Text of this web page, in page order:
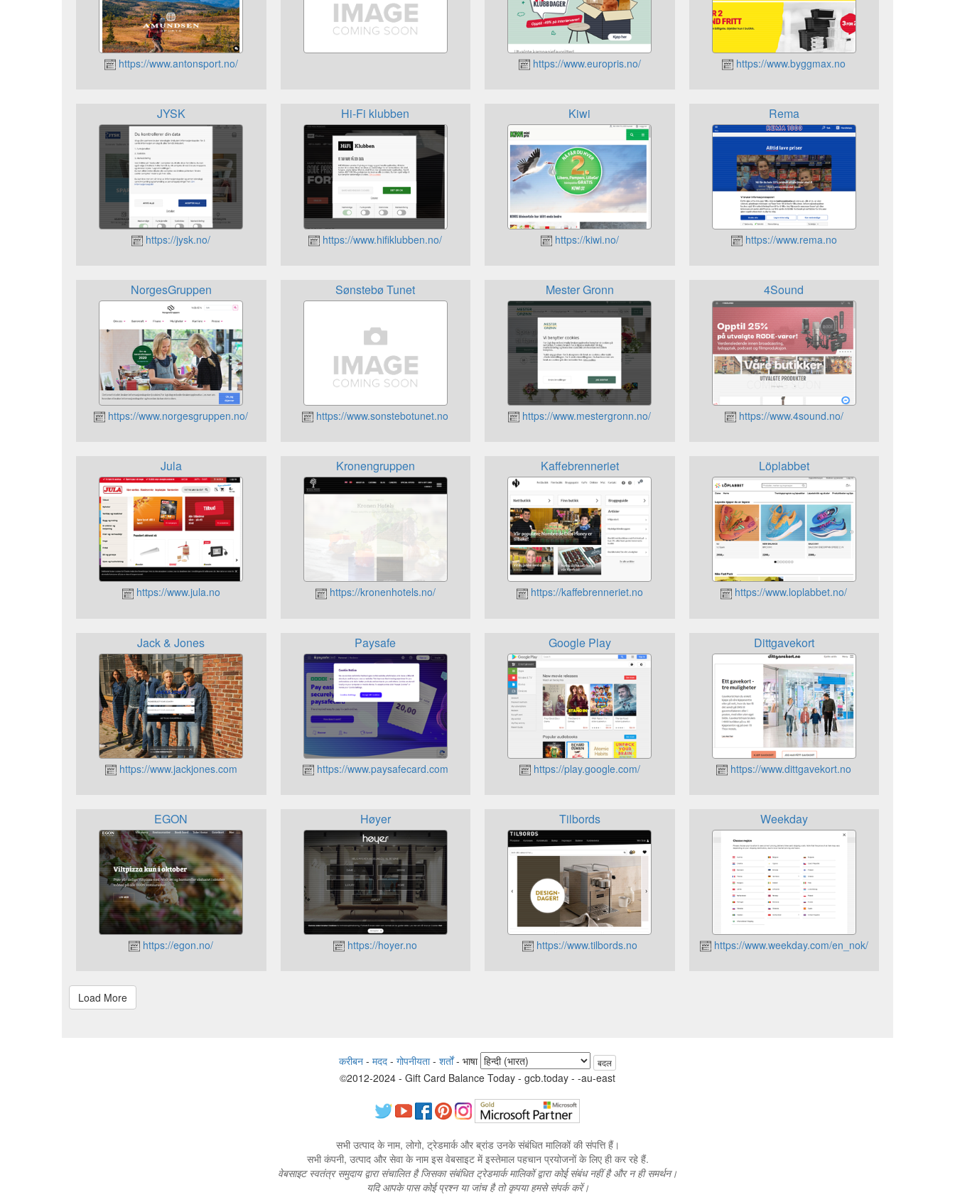
https://www.antonsport.no/ https://www.europris.no/ https://www.byggmax.no
JYSK
https://jysk.no/
Hi-Fi klubben
https://www.hifiklubben.no/
Kiwi
https://kiwi.no/
Rema
https://www.rema.no
NorgesGruppen
https://www.norgesgruppen.no/
Sønstebø Tunet
https://www.sonstebotunet.no
Mester Gronn
https://www.mestergronn.no/
4Sound
https://www.4sound.no/
Jula
https://www.jula.no
Kronengruppen
https://kronenhotels.no/
Kaffebrenneriet
https://kaffebrenneriet.no
Löplabbet
https://www.loplabbet.no/
Jack & Jones
https://www.jackjones.com
Paysafe
https://www.paysafecard.com
Google Play
https://play.google.com/
Dittgavekort
https://www.dittgavekort.no
EGON
https://egon.no/
Høyer
https://hoyer.no
Tilbords
https://www.tilbords.no
Weekday
https://www.weekday.com/en_nok/
करीबन - मदद - गोपनीयता- शर्तों- भाषा बदल
©2012-2024 - Gift Card Balance Today - gcb.today - -au-east
सभी उत्पाद के नाम, लोगो, ट्रेडमार्क और ब्रांड उनके संबंधित मालिकों की संपत्ति हैं।
सभी कंपनी, उत्पाद और सेवा के नाम इस वेबसाइट में इस्तेमाल पहचान प्रयोजनों के लिए ही कर रहे हैं.
वेबसाइट स्वतंत्र समुदाय द्वारा संचालित है जिसका संबंधित ट्रेडमार्क मालिकों द्वारा कोई संबंध नहीं है और न ही समर्थन।
यदि आपके पास कोई प्रश्न या जांच है तो कृपया हमसे संपर्क करें।